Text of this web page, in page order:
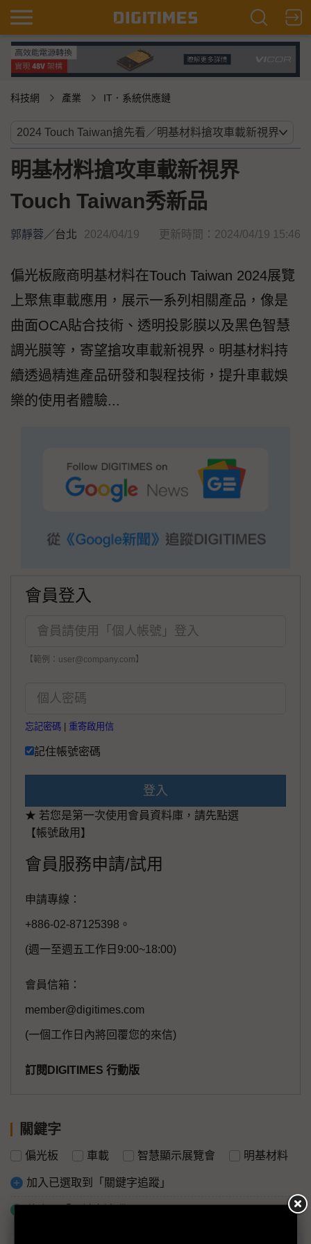
科技網 產業 IT．系統供應鏈
明基材料搶攻車載新視界
Touch Taiwan秀新品
郭靜蓉／台北 2024/04/19 更新時間：2024/04/19 15:46
偏光板廠商明基材料在Touch Taiwan 2024展覽
上聚焦車載應用，展示一系列相關產品，像是
曲面OCA貼合技術、透明投影膜以及黑色智慧
調光膜等，寄望搶攻車載新視界。明基材料持
續透過精進產品研發和製程技術，提升車載娛
樂的使用者體驗...
會員登入
【範例：user@company.com】
忘記密碼 重寄啟用信
記住帳號密碼
登入
★ 若您是第一次使用會員資料庫，請先點選
【帳號啟用】
會員服務申請/試用
申請專線：
+886-02-87125398。
(週一至週五工作日9:00~18:00)
會員信箱：
member@digitimes.com
(一個工作日內將回覆您的來信)
訂閱DIGITIMES 行動版
關鍵字
偏光板 車載 智慧顯示展覽會 明基材料
加入已選取到「關鍵字追蹤」